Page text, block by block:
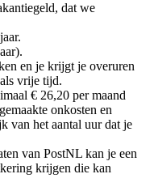
dat we
en je krijgt je overuren
vrije tijd.
€ 26,20 per maand
onkosten en
van het aantal uur dat je
van PostNL kan je een
krijgen die kan